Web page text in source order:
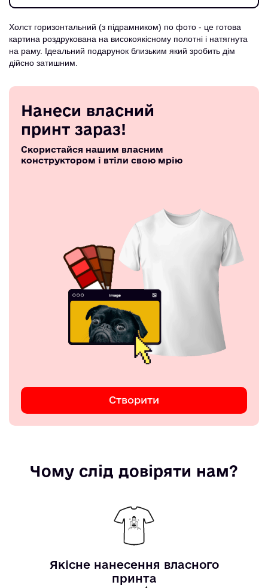
Холст горизонтальний (з підрамником) по фото - це готова
картина роздрукована на високоякісному полотні і натягнута
на раму. Ідеальний подарунок близьким який зробить дім
дійсно затишним.
Нанеси власний
принт зараз!
Скористайся нашим власним
конструктором і втіли свою мрію
Створити
Чому слід довіряти нам?
Якісне нанесення власного
принта